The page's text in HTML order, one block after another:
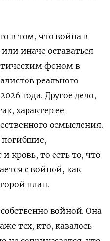
в том, что война в
иначе оставаться
фоном в
реального
года. Другое дело,
характер ее
осмысления.
погибшие,
кровь, то есть то, что
с войной, как
план.
войной. Она
тех, кто, казалось